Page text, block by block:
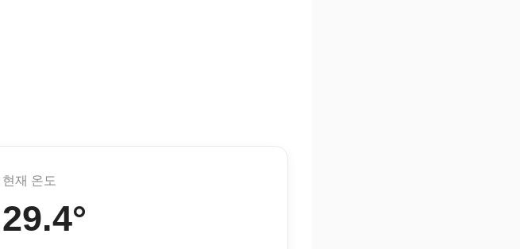
현재 온도
29.4°